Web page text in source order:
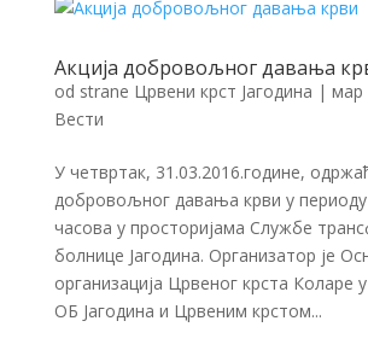
Акција добровољног давања
od strane Црвени крст Јагодина | мар
Вести
У четвртак, 31.03.2016.године,
добровољног давања крви у
часова у просторијама Службе
болнице Јагодина. Организатор је
организација Црвеног крста Коларе
ОБ Јагодина и Црвеним крстом...